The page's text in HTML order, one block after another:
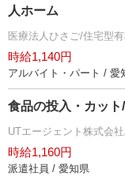
人ホーム
医療法人ひさご/住宅型
時給1,140円
アルバイト・パート / 愛
食品の投入・カッ
UTエージェント株式会
時給1,160円
派遣社員 / 愛知県